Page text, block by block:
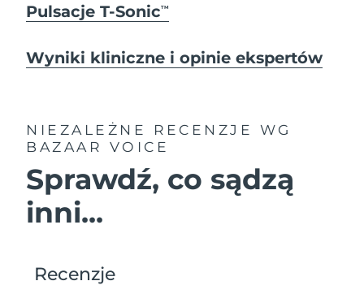
Pulsacje T-SonicTM
Wyniki kliniczne i opinie ekspertów
NIEZALEŻNE RECENZJE
WG
BAZAAR VOICE
Sprawdź, co sądzą
inni...